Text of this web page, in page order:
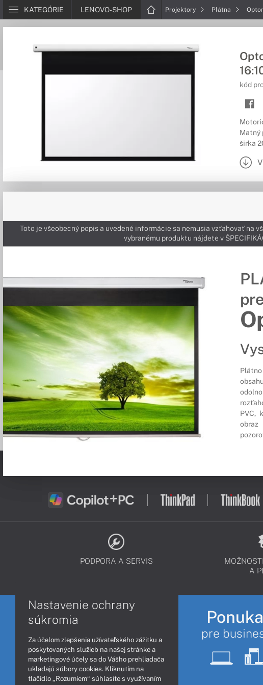
KATEGÓRIE LENOVO-SHOP Projektory Plátna
kód
Matný
širka
Toto je všeobecný popis a uvedené informácie sa nemusia vzťahovať
vybranému produktu nájdete v
PVC,
PODPORA A SERVIS
A
pre
Nastavenie ochrany
súkromia
Za účelom zlepšenia užívateľského zážitku a
poskytovaných služieb na našej stránke a
marketingové účely sa do Vášho prehliadača
ukladajú súbory cookies. Kliknutím na
tlačidlo „Rozumiem“ súhlasíte s využívaním